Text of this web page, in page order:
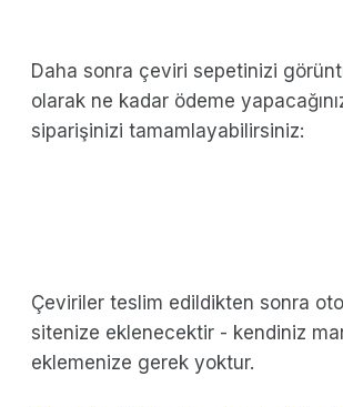
Daha sonra çeviri sepetinizi
olarak ne kadar ödeme
siparişinizi tamamlayabilirsiniz:
Çeviriler teslim edildikten sonra
sitenize eklenecektir - kendiniz
eklemenize gerek yoktur.